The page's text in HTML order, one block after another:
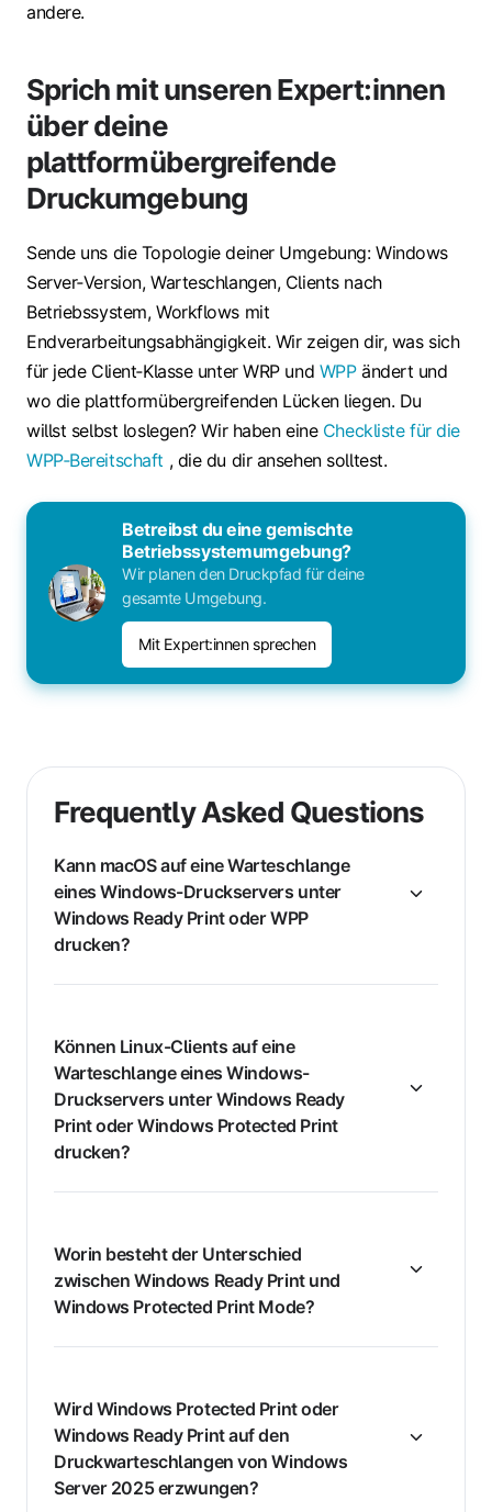
andere.
Sprich mit unseren Expert:innen
über deine
plattformübergreifende
Druckumgebung
Sende uns die Topologie deiner Umgebung: Windows
Server‑Version, Warteschlangen, Clients nach
Betriebssystem, Workflows mit
Endverarbeitungsabhängigkeit. Wir zeigen dir, was sich
für jede Client‑Klasse unter WRP und WPPändert und
wo die plattformübergreifenden Lücken liegen. Du
willst selbst loslegen? Wir haben eine Checkliste für die
WPP‑Bereitschaft , die du dir ansehen solltest.
Betreibst du eine gemischte
Betriebssystemumgebung?
Wir planen den Druckpfad für deine
gesamte Umgebung.
Mit Expert:innen sprechen
Frequently Asked Questions
Kann macOS auf eine Warteschlange
eines Windows-Druckservers unter
Windows Ready Print oder WPP
drucken?
Können Linux-Clients auf eine
Warteschlange eines Windows-
Druckservers unter Windows Ready
Print oder Windows Protected Print
drucken?
Worin besteht der Unterschied
zwischen Windows Ready Print und
Windows Protected Print Mode?
Wird Windows Protected Print oder
Windows Ready Print auf den
Druckwarteschlangen von Windows
Server 2025 erzwungen?